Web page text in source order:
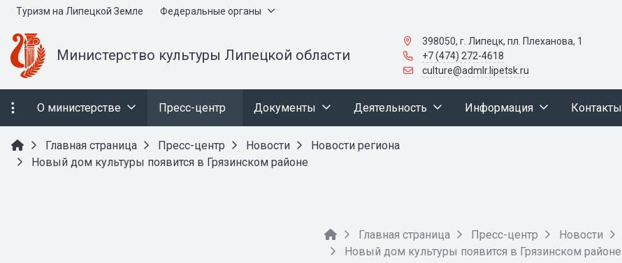
Туризм на Липецкой Земле Федеральные органы
Министерство культуры Липецкой области
398050, г. Липецк, пл. Плеханова, 1
+7 (474) 272-4618
culture@admlr.lipetsk.ru
О министерстве Пресс-центр Документы Деятельность Информация Контакты
Главная страница Пресс-центр Новости
Новости региона
Новый дом культуры появится в Грязинском районе
Главная страница Пресс-центр Новости
Новый дом культуры появится в Грязинском районе